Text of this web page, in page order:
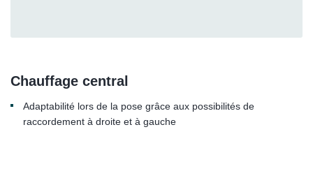
Chauffage central
Adaptabilité lors de la pose grâce aux possibilités de
raccordement à droite et à gauche